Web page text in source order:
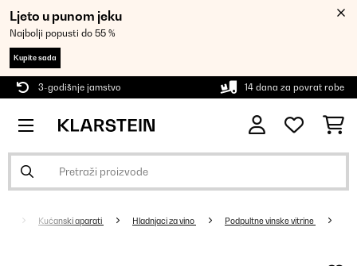
Ljeto u punom jeku
Najbolji popusti do 55 %
Kupite sada
3-godišnje jamstvo 14 dana za povrat robe
Kućanski aparati Hladnjaci za vino Podpultne vinske vitrine